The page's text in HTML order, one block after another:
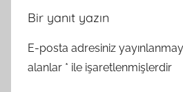
Bir yanıt yazın
E-posta adresiniz
alanlar * ile işaretlenmişlerdir